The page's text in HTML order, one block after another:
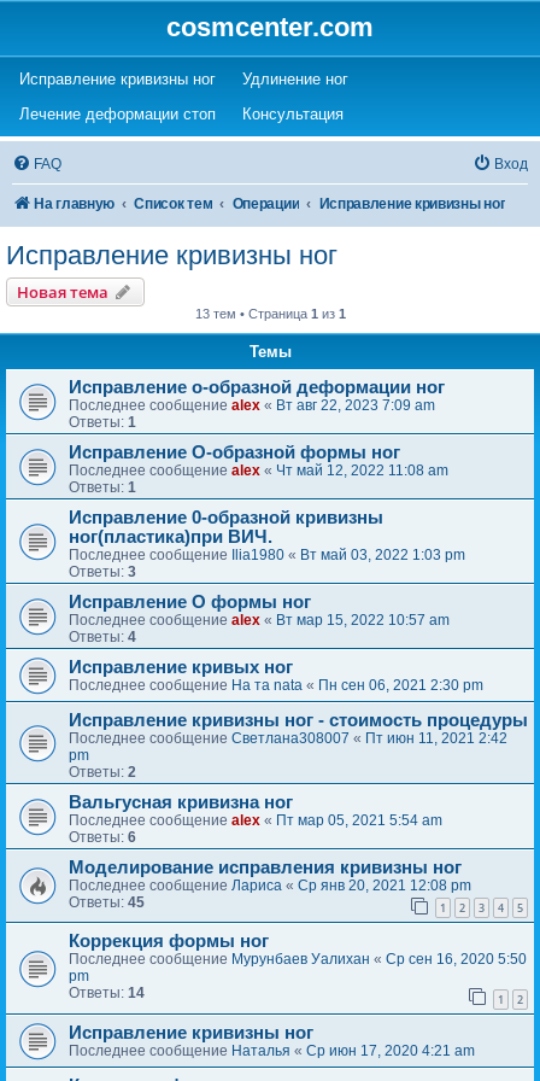
cosmcenter.com
Исправление кривизны ног(Opens a new tab)
Удлинение ног(Opens a new tab)
Лечение деформации стоп(Opens a new tab)
Консультация(Opens a new tab)
FAQ Вход
На главную Список тем Операции Исправление кривизны ног
Исправление кривизны ног
Новая тема
13 тем • Страница 1 из 1
Темы
Исправление о-образной деформации ног
Последнее сообщение alex « Вт авг 22, 2023 7:09 am
Ответы: 1
Исправление О-образной формы ног
Последнее сообщение alex « Чт май 12, 2022 11:08 am
Ответы: 1
Исправление 0-образной кривизны
ног(пластика)при ВИЧ.
Последнее сообщение Ilia1980 « Вт май 03, 2022 1:03 pm
Ответы: 3
Исправление О формы ног
Последнее сообщение alex « Вт мар 15, 2022 10:57 am
Ответы: 4
Исправление кривых ног
Последнее сообщение На та nata « Пн сен 06, 2021 2:30 pm
Исправление кривизны ног - стоимость процедуры
Последнее сообщение Светлана308007 « Пт июн 11, 2021 2:42
pm
Ответы: 2
Вальгусная кривизна ног
Последнее сообщение alex « Пт мар 05, 2021 5:54 am
Ответы: 6
Моделирование исправления кривизны ног
Последнее сообщение Лариса « Ср янв 20, 2021 12:08 pm
Ответы: 45 1 2 3 4 5
Коррекция формы ног
Последнее сообщение Мурунбаев Уалихан « Ср сен 16, 2020 5:50
pm
Ответы: 14 1 2
Исправление кривизны ног
Последнее сообщение Наталья « Ср июн 17, 2020 4:21 am